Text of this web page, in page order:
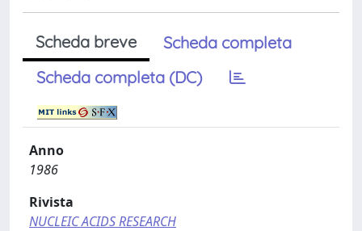
Scheda breve
Scheda completa
Scheda completa (DC)
Anno
1986
Rivista
NUCLEIC ACIDS RESEARCH